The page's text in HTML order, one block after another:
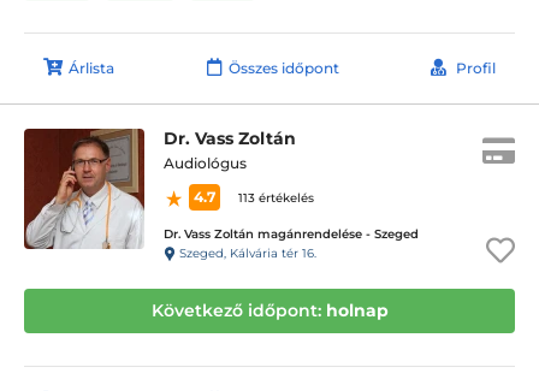
Árlista Összes időpont Profil
Dr. Vass Zoltán
Audiológus
4.7
113 értékelés
Dr. Vass Zoltán magánrendelése - Szeged
Szeged, Kálvária tér 16.
Következő időpont: holnap